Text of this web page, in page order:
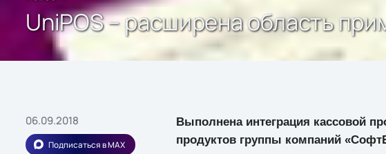
UniPOS – расширена область
06.09.2018
Подписаться в MAX
Выполнена интеграция кассовой
продуктов группы компаний